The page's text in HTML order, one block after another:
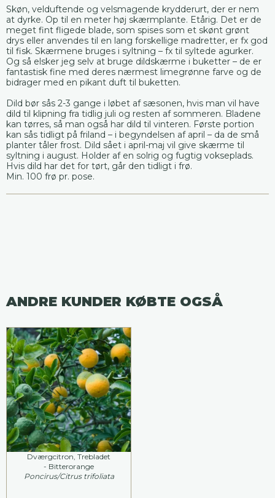
Skøn, velduftende og velsmagende krydderurt, der er nem
at dyrke. Op til en meter høj skærmplante. Etårig. Det er de
meget fint fligede blade, som spises som et skønt grønt
drys eller anvendes til en lang forskellige madretter, er fx god
til fisk. Skærmene bruges i syltning – fx til syltede agurker.
Og så elsker jeg selv at bruge dildskærme i buketter – de er
fantastisk fine med deres nærmest limegrønne farve og de
bidrager med en pikant duft til buketten.
Dild bør sås 2-3 gange i løbet af sæsonen, hvis man vil have
dild til klipning fra tidlig juli og resten af sommeren. Bladene
kan tørres, så man også har dild til vinteren. Første portion
kan sås tidligt på friland – i begyndelsen af april – da de små
planter tåler frost. Dild sået i april-maj vil give skærme til
syltning i august. Holder af en solrig og fugtig vokseplads.
Hvis dild har det for tørt, går den tidligt i frø.
Min. 100 frø pr. pose.
ANDRE KUNDER KØBTE OGSÅ
Dværgcitron, Trebladet
- Bitterorange
Poncirus/Citrus trifoliata